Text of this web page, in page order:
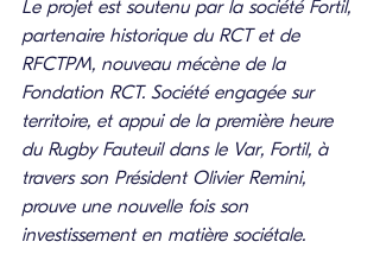
Le projet est soutenu par la société Fortil,
partenaire historique du RCT et de
RFCTPM, nouveau mécène de la
Fondation RCT. Société engagée sur
territoire, et appui de la première heure
du Rugby Fauteuil dans le Var, Fortil, à
travers son Président Olivier Remini,
prouve une nouvelle fois son
investissement en matière sociétale.